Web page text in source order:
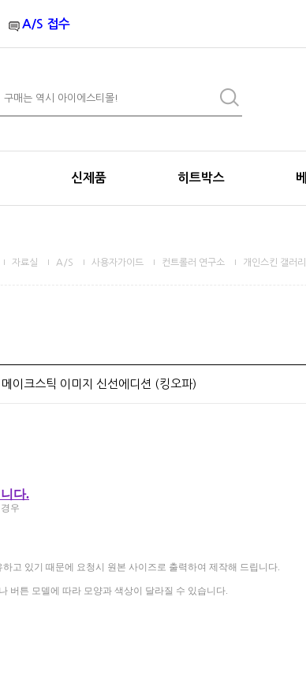
A/S 접수
신제품 히트박스
자료실 A/S 사용자가이드 컨트롤러 연구소 개인스킨 갤러리
메이크스틱 이미지 신선에디션 (킹오파)
다.
우
고 있기 때문에 요청시 원본 사이즈로 출력하여 제작해 드립니다.
버튼 모델에 따라 모양과 색상이 달라질 수 있습니다.